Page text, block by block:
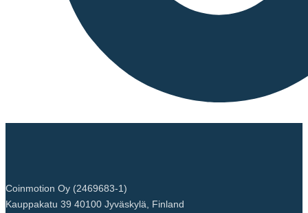
Coinmotion Oy (2469683-1)
Kauppakatu 39 40100 Jyväskylä, Finland